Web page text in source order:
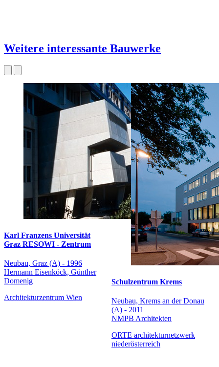
Weitere interessante Bauwerke
Karl Franzens Universität
Graz RESOWI - Zentrum
Neubau, Graz (A) - 1996
Hermann Eisenköck, Günther
Domenig
Architekturzentrum Wien
Schulzentrum Krems
Neubau, Krems an der Donau
(A) - 2011
NMPB Architekten
ORTE architekturnetzwerk
niederösterreich